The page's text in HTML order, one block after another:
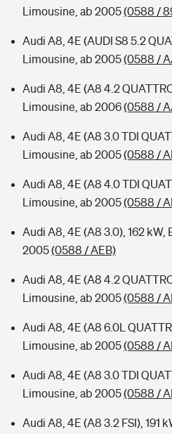
Limousine, ab 2005(0588 /
Audi A8, 4E (AUDI S8 5.2
Limousine, ab 2005(0588 /
Audi A8, 4E (A8 4.2
Limousine, ab 2006(0588 /
Audi A8, 4E (A8 3.0 TDI
Limousine, ab 2005(0588 /
Audi A8, 4E (A8 4.0 TDI
Limousine, ab 2005(0588 /
Audi A8, 4E (A8 3.0), 162 kW,
2005(0588 / AEB)
Audi A8, 4E (A8 4.2
Limousine, ab 2005(0588 /
Audi A8, 4E (A8 6.0L
Limousine, ab 2005(0588 /
Audi A8, 4E (A8 3.0 TDI
Limousine, ab 2005(0588 /
Audi A8, 4E (A8 3.2 FSI), 191